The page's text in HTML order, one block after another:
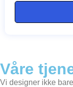
Våre
Vi designer ikke